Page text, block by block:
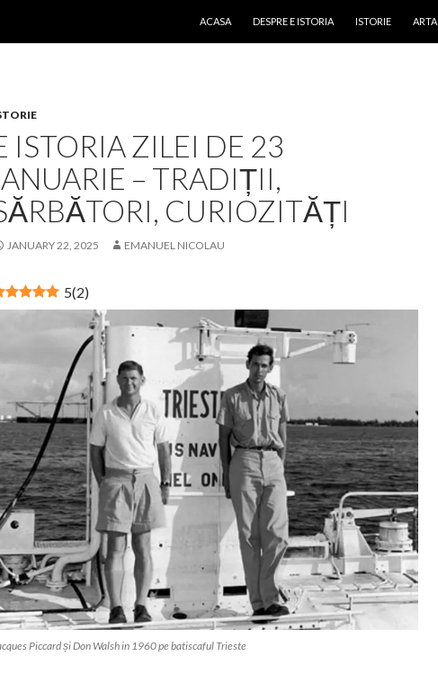
ACASA
DESPRE E ISTORIA ISTORIE ARTA
ISTORIA ZILEI DE 23
– TRADIȚII,
CURIOZITĂȚI
JANUARY 22, 2025 EMANUEL NICOLAU
5(2)
Piccard și Don Walsh in 1960 pe batiscaful Trieste